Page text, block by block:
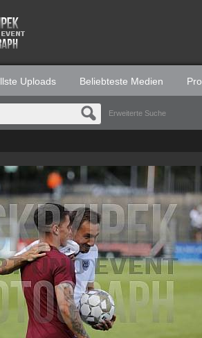
Uploads Beliebteste Medien
Erweiterte Suche